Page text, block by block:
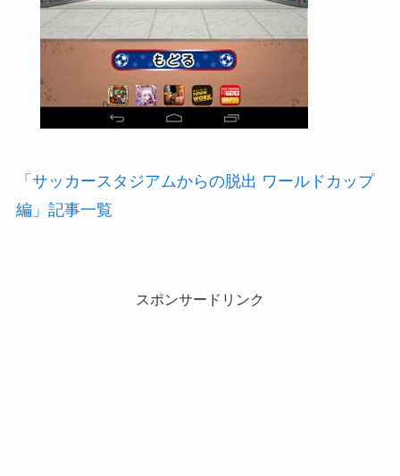
「サッカースタジアムからの脱出 ワールドカップ
編」記事一覧
スポンサードリンク